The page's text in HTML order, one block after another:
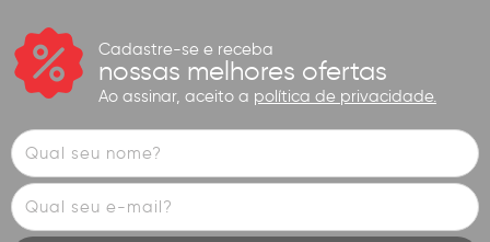
Cadastre-se e receba
nossas melhores ofertas
Ao assinar, aceito a política de privacidade.